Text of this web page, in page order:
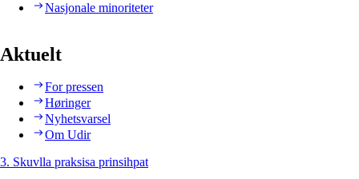
Nasjonale minoriteter
Aktuelt
For pressen
Høringer
Nyhetsvarsel
Om Udir
3. Skuvlla praksisa prinsihpat